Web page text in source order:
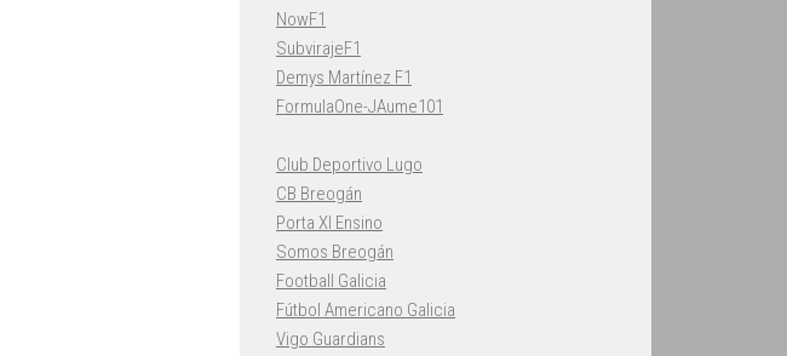
NowF1
SubvirajeF1
Demys Martínez F1
FormulaOne-JAume101
Club Deportivo Lugo
CB Breogán
Porta XI Ensino
Somos Breogán
Football Galicia
Fútbol Americano Galicia
Vigo Guardians